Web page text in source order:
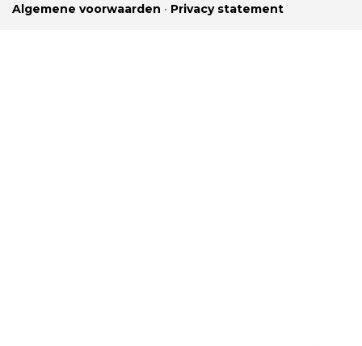
Algemene voorwaarden • Privacy statement